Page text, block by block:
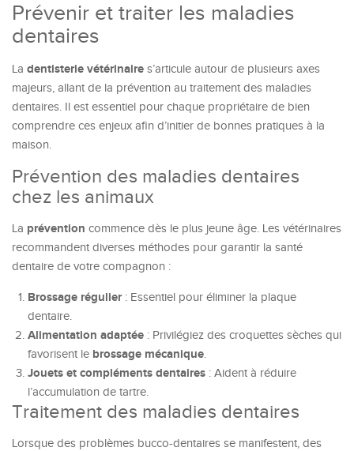
Prévenir et traiter les maladies
dentaires
La dentisterie vétérinaire s’articule autour de plusieurs axes
majeurs, allant de la prévention au traitement des maladies
dentaires. Il est essentiel pour chaque propriétaire de bien
comprendre ces enjeux afin d’initier de bonnes pratiques à la
maison.
Prévention des maladies dentaires
chez les animaux
La prévention commence dès le plus jeune âge. Les vétérinaires
recommandent diverses méthodes pour garantir la santé
dentaire de votre compagnon :
Brossage régulier: Essentiel pour éliminer la plaque
dentaire.
Alimentation adaptée : Privilégiez des croquettes sèches qui
favorisent le brossage mécanique.
Jouets et compléments dentaires : Aident à réduire
l’accumulation de tartre.
Traitement des maladies dentaires
Lorsque des problèmes bucco-dentaires se manifestent, des